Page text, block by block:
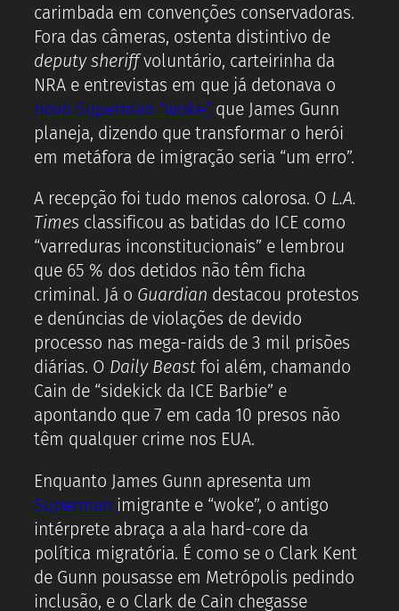
carimbada em convenções conservadoras.
Fora das câmeras, ostenta distintivo de
deputy sheriffvoluntário, carteirinha da
NRA e entrevistas em que já detonava o
novo Superman “woke” que James Gunn
planeja, dizendo que transformar o herói
em metáfora de imigração seria “um erro”.
A recepção foi tudo menos calorosa. O L.A.
Times classificou as batidas do ICE como
“varreduras inconstitucionais” e lembrou
que 65 % dos detidos não têm ficha
criminal. Já o Guardian destacou protestos
e denúncias de violações de devido
processo nas mega-raids de 3 mil prisões
diárias. O Daily Beastfoi além, chamando
Cain de “sidekick da ICE Barbie” e
apontando que 7 em cada 10 presos não
têm qualquer crime nos EUA.
Enquanto James Gunn apresenta um
Superman imigrante e “woke”, o antigo
intérprete abraça a ala hard-core da
política migratória. É como se o Clark Kent
de Gunn pousasse em Metrópolis pedindo
inclusão, e o Clark de Cain chegasse